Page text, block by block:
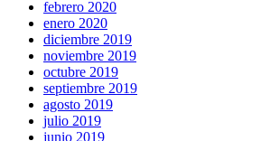
febrero 2020
enero 2020
diciembre 2019
noviembre 2019
octubre 2019
septiembre 2019
agosto 2019
julio 2019
junio 2019